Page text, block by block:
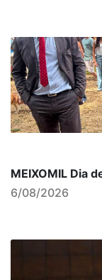
MEIXOMIL Dia
6/08/2026